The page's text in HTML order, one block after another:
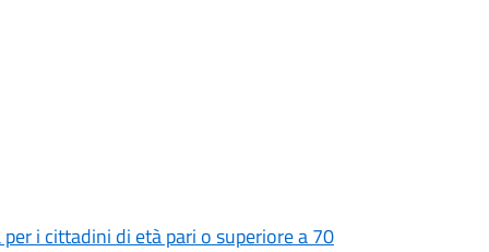
i cittadini di età pari o superiore a 70